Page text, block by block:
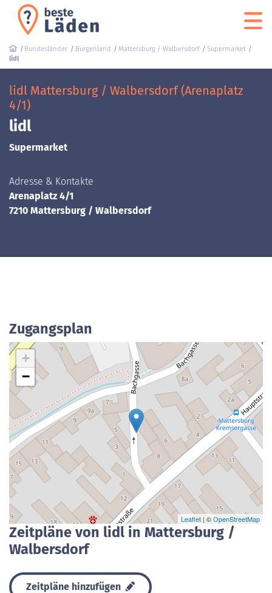
Bundesländer Burgenland Mattersburg / Walbersdorf
Supermarket
lidl
lidl Mattersburg / Walbersdorf (Arenaplatz
4/1)
lidl
Supermarket
Adresse & Kontakte
Arenaplatz 4/1
7210 Mattersburg / Walbersdorf
Zugangsplan
+
−
Leaflet | ©OpenStreetMap
Zeitpläne von lidl in Mattersburg /
Walbersdorf
Zeitpläne hinzufügen